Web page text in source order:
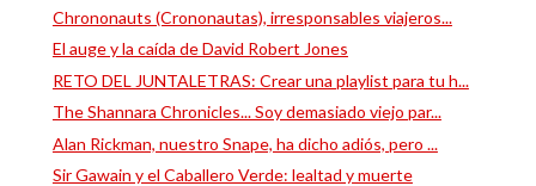
Chrononauts (Crononautas), irresponsables viajeros...
El auge y la caída de David Robert Jones
RETO DEL JUNTALETRAS: Crear una playlist para tu h...
The Shannara Chronicles... Soy demasiado viejo par...
Alan Rickman, nuestro Snape, ha dicho adiós, pero ...
Sir Gawain y el Caballero Verde: lealtad y muerte